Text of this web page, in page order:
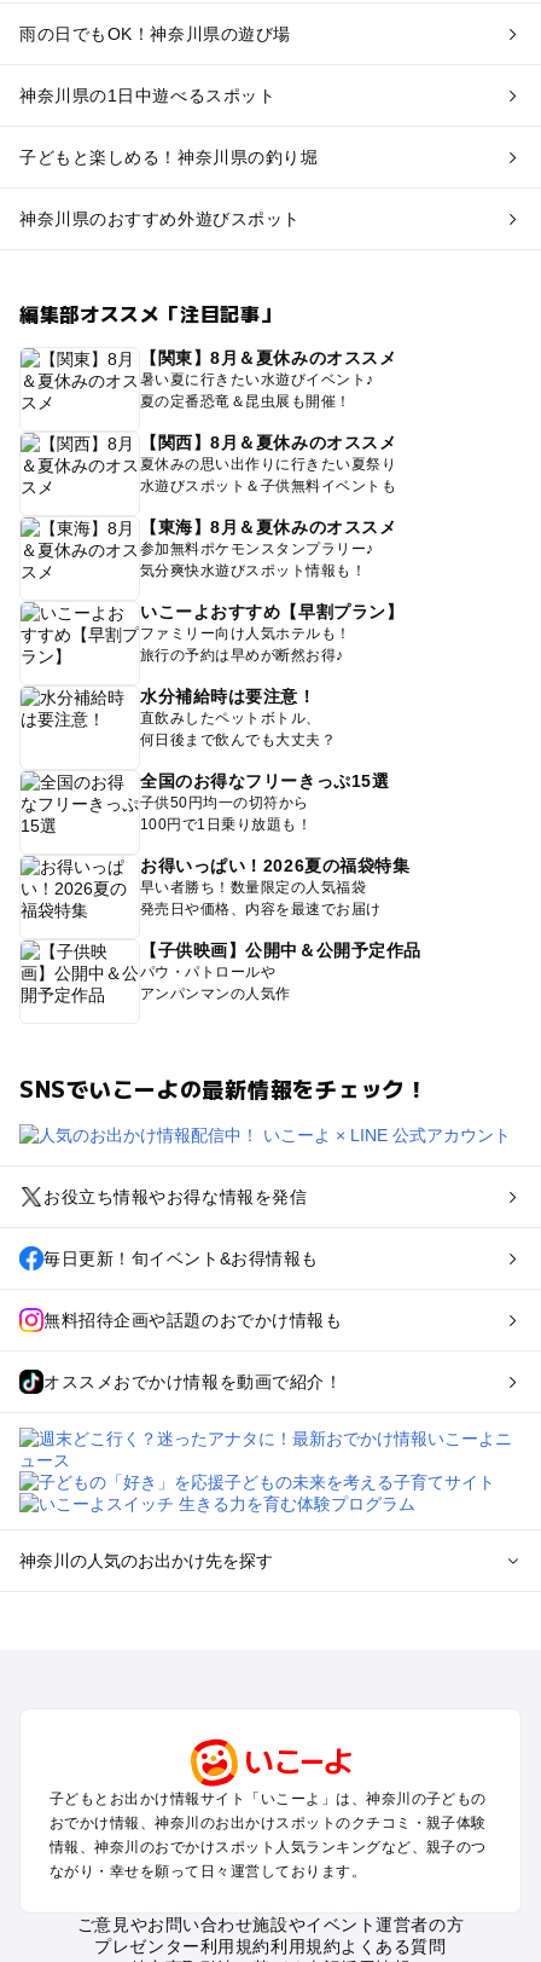
雨の日でもOK！神奈川県の遊び場
神奈川県の1日中遊べるスポット
子どもと楽しめる！神奈川県の釣り堀
神奈川県のおすすめ外遊びスポット
編集部オススメ「注目記事」
【関東】8月＆夏休みのオススメ
暑い夏に行きたい水遊びイベント♪
夏の定番恐竜＆昆虫展も開催！
【関西】8月＆夏休みのオススメ
夏休みの思い出作りに行きたい夏祭り
水遊びスポット＆子供無料イベントも
【東海】8月＆夏休みのオススメ
参加無料ポケモンスタンプラリー♪
気分爽快水遊びスポット情報も！
いこーよおすすめ【早割プラン】
ファミリー向け人気ホテルも！
旅行の予約は早めが断然お得♪
水分補給時は要注意！
直飲みしたペットボトル、
何日後まで飲んでも大丈夫？
全国のお得なフリーきっぷ15選
子供50円均一の切符から
100円で1日乗り放題も！
お得いっぱい！2026夏の福袋特集
早い者勝ち！数量限定の人気福袋
発売日や価格、内容を最速でお届け
【子供映画】公開中＆公開予定作品
パウ・パトロールや
アンパンマンの人気作
SNSでいこーよの最新情報をチェック！
お役立ち情報やお得な情報を発信
毎日更新！旬イベント&お得情報も
無料招待企画や話題のおでかけ情報も
オススメおでかけ情報を動画で紹介！
神奈川の人気のお出かけ先を探す
小田原・熱海・湯河原・真鶴のプールお出かけ
町田・相模原・愛川・上野原のプールお出かけ
新横浜・港北エリア・日吉・青葉台・鶴見のプールお出かけ
川崎のプールお出かけ
海老名・厚木のプールお出かけ
箱根（湯本・強羅・小涌谷・仙石原・芦ノ湖）のプールお出か
子どもとお出かけ情報サイト「いこーよ」は、神奈川の子どもの
おでかけ情報、神奈川のお出かけスポットのクチコミ・親子体験
情報、神奈川のおでかけスポット人気ランキングなど、親子のつ
ながり・幸せを願って日々運営しております。
ご意見やお問い合わせ施設やイベント運営者の方
プレゼンター利用規約利用規約よくある質問